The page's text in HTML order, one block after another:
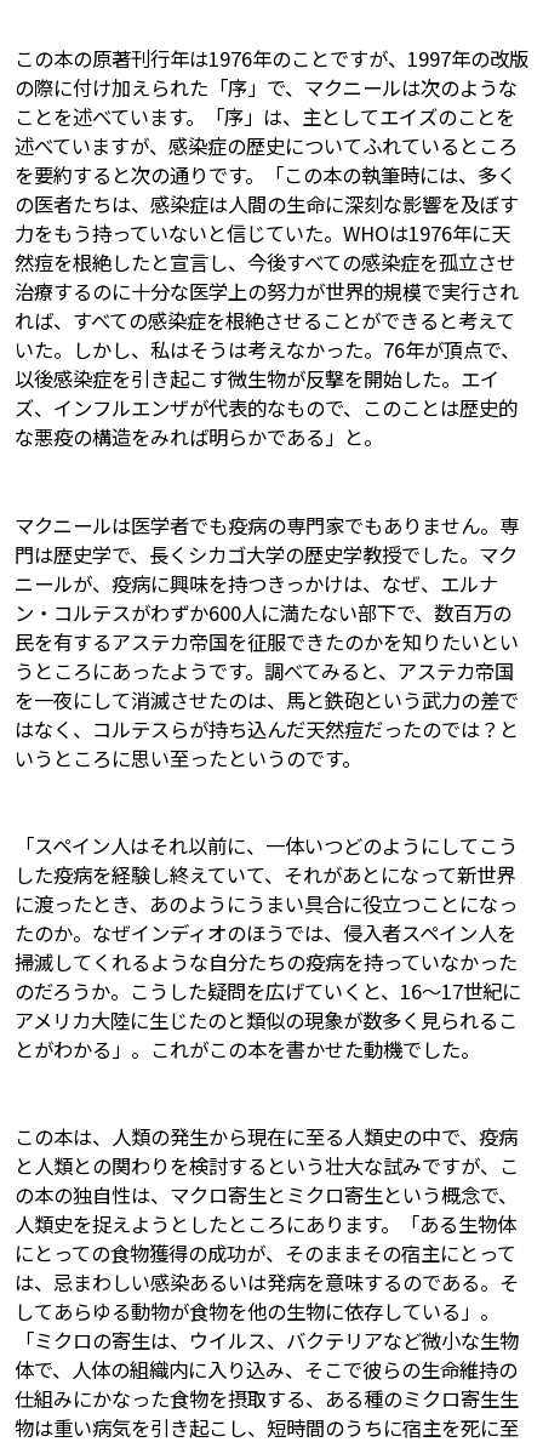
この本の原著刊行年は1976年のことですが、1997年の改版
の際に付け加えられた「序」で、マクニールは次のような
ことを述べています。「序」は、主としてエイズのことを
述べていますが、感染症の歴史についてふれているところ
を要約すると次の通りです。「この本の執筆時には、多く
の医者たちは、感染症は人間の生命に深刻な影響を及ぼす
力をもう持っていないと信じていた。WHOは1976年に天
然痘を根絶したと宣言し、今後すべての感染症を孤立させ
治療するのに十分な医学上の努力が世界的規模で実行され
れば、すべての感染症を根絶させることができると考えて
いた。しかし、私はそうは考えなかった。76年が頂点で、
以後感染症を引き起こす微生物が反撃を開始した。エイ
ズ、インフルエンザが代表的なもので、このことは歴史的
な悪疫の構造をみれば明らかである」と。
マクニールは医学者でも疫病の専門家でもありません。専
門は歴史学で、長くシカゴ大学の歴史学教授でした。マク
ニールが、疫病に興味を持つきっかけは、なぜ、エルナ
ン・コルテスがわずか600人に満たない部下で、数百万の
民を有するアステカ帝国を征服できたのかを知りたいとい
うところにあったようです。調べてみると、アステカ帝国
を一夜にして消滅させたのは、馬と鉄砲という武力の差で
はなく、コルテスらが持ち込んだ天然痘だったのでは？と
いうところに思い至ったというのです。
「スペイン人はそれ以前に、一体いつどのようにしてこう
した疫病を経験し終えていて、それがあとになって新世界
に渡ったとき、あのようにうまい具合に役立つことになっ
たのか。なぜインディオのほうでは、侵入者スペイン人を
掃滅してくれるような自分たちの疫病を持っていなかった
のだろうか。こうした疑問を広げていくと、16～17世紀に
アメリカ大陸に生じたのと類似の現象が数多く見られるこ
とがわかる」。これがこの本を書かせた動機でした。
この本は、人類の発生から現在に至る人類史の中で、疫病
と人類との関わりを検討するという壮大な試みですが、こ
の本の独自性は、マクロ寄生とミクロ寄生という概念で、
人類史を捉えようとしたところにあります。「ある生物体
にとっての食物獲得の成功が、そのままその宿主にとって
は、忌まわしい感染あるいは発病を意味するのである。そ
してあらゆる動物が食物を他の生物に依存している」。
「ミクロの寄生は、ウイルス、バクテリアなど微小な生物
体で、人体の組織内に入り込み、そこで彼らの生命維持の
仕組みにかなった食物を摂取する、ある種のミクロ寄生生
物は重い病気を引き起こし、短時間のうちに宿主を死に至